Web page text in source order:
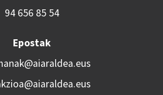
94 656 85 54
Epostak